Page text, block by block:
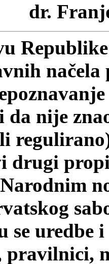
dr.
da nije
drugi
se uredbe
pravilnici,